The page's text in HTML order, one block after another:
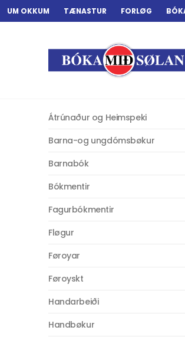
UM OKKUM TÆNASTUR FORLØG
Átrúnaður og Heimspeki
Barna-og ungdómsbøkur
Barnabók
Bókmentir
Fagurbókmentir
Fløgur
Føroyar
Føroyskt
Handarbeiði
Handbøkur